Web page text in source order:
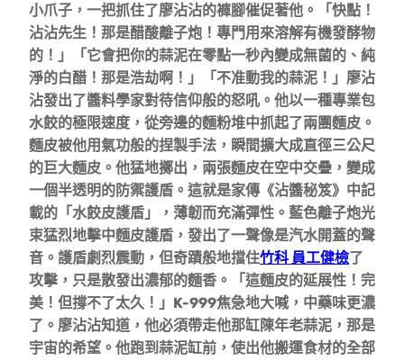
小爪子，一把抓住了廖沾沾的褲腳催促著他。「快點！
沾沾先生！那是醋酸離子炮！專門用來溶解有機發酵物
的！」「它會把你的蒜泥在零點一秒內變成無菌的、純
淨的白醋！那是浩劫啊！」「不准動我的蒜泥！」廖沾
沾發出了醬料學家對待信仰般的怒吼。他以一種專業包
水餃的極限速度，從旁邊的麵粉堆中抓起了兩團麵皮。
麵皮被他用氣功般的捏製手法，瞬間擴大成直徑三公尺
的巨大麵皮。他猛地擲出，兩張麵皮在空中交疊，變成
一個半透明的防禦護盾。這就是家傳《沾醬秘笈》中記
載的「水餃皮護盾」，薄韌而充滿彈性。藍色離子炮光
束猛烈地擊中麵皮護盾，發出了一聲像是汽水開蓋的聲
音。護盾劇烈震動，但奇蹟般地擋住竹科 員工健檢了
攻擊，只是散發出濃郁的麵香。「這麵皮的延展性！完
美！但撐不了太久！」K-999焦急地大喊，中藥味更濃
了。廖沾沾知道，他必須帶走他那缸陳年老蒜泥，那是
宇宙的希望。他跑到蒜泥缸前，使出他搬運食材的全部